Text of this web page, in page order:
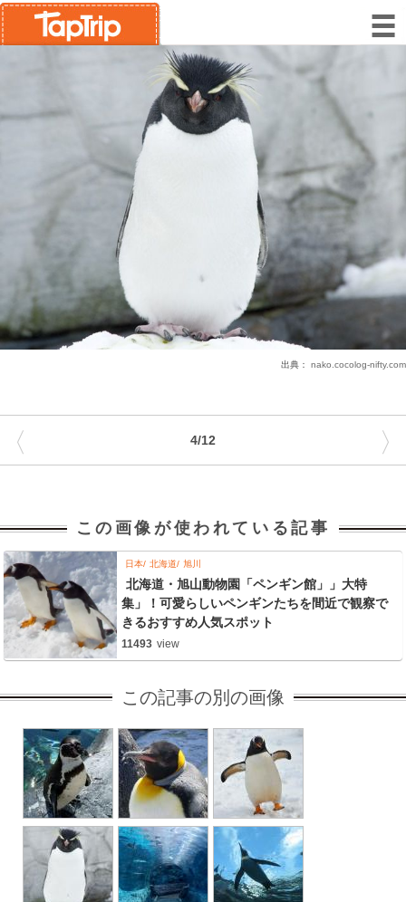
出典： nako.cocolog-nifty.com
4/12
〈 〉
この画像が使われている記事
日本 北海道 旭川
北海道・旭山動物園「ペンギン館」」大特
集」！可愛らしいペンギンたちを間近で観察で
きるおすすめ人気スポット
11493 view
この記事の別の画像